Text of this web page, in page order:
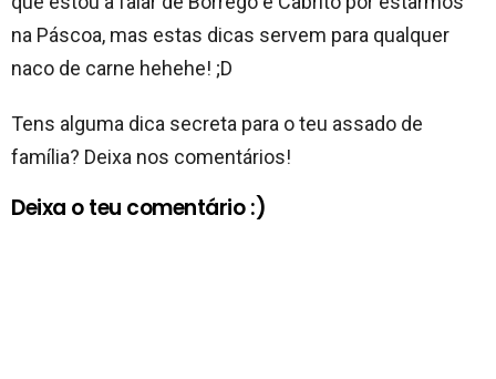
na Páscoa, mas estas dicas servem para qualquer
naco de carne hehehe! ;D
Tens alguma dica secreta para o teu assado de
família? Deixa nos comentários!
Deixa o teu comentário :)